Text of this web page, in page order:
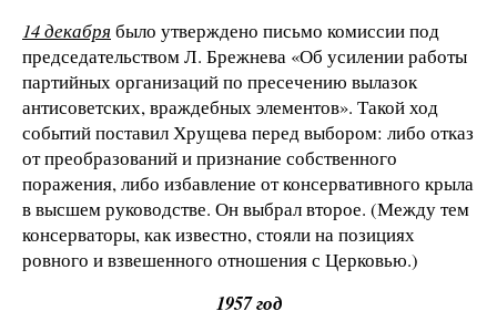
14 декабря было утверждено письмо комиссии под
председательством Л. Брежнева «Об усилении работы
партийных организаций по пресечению вылазок
антисоветских, враждебных элементов». Такой ход
событий поставил Хрущева перед выбором: либо отказ
от преобразований и признание собственного
поражения, либо избавление от консервативного крыла
в высшем руководстве. Он выбрал второе. (Между тем
консерваторы, как известно, стояли на позициях
ровного и взвешенного отношения с Церковью.)
1957 год